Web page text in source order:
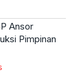
Ansor
Pimpinan